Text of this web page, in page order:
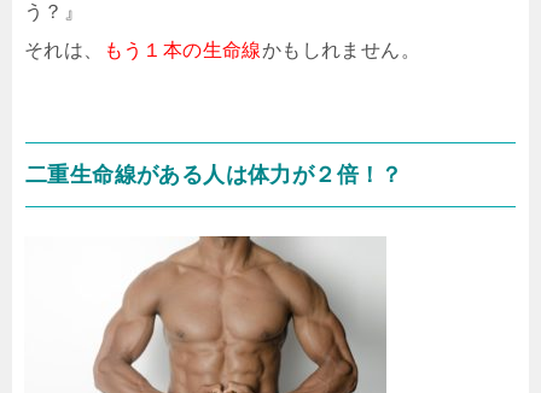
う？』
それは、
もう１本の生命線かもしれません。
二重生命線がある人は体力が２倍！？